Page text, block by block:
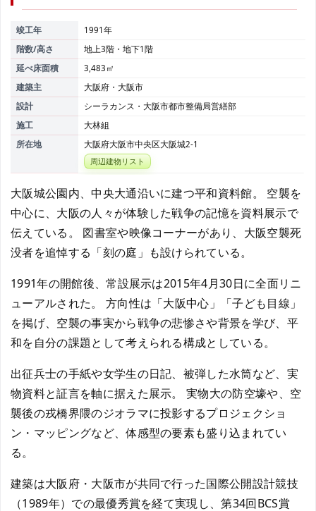
竣工年
1991年
階数/高さ
地上3階・地下1階
延べ床面積
3,483㎡
建築主
大阪府・大阪市
設計
シーラカンス・大阪市都市整備局営繕部
施工
大林組
所在地
大阪府大阪市中央区大阪城2-1
周辺建物リスト
大阪城公園内、中央大通沿いに建つ平和資料館。 空襲を
中心に、大阪の人々が体験した戦争の記憶を資料展示で
伝えている。 図書室や映像コーナーがあり、大阪空襲死
没者を追悼する「刻の庭」も設けられている。
1991年の開館後、常設展示は2015年4月30日に全面リニ
ューアルされた。 方向性は「大阪中心」「子ども目線」
を掲げ、空襲の事実から戦争の悲惨さや背景を学び、平
和を自分の課題として考えられる構成としている。
出征兵士の手紙や女学生の日記、被弾した水筒など、実
物資料と証言を軸に据えた展示。 実物大の防空壕や、空
襲後の戎橋界隈のジオラマに投影するプロジェクショ
ン・マッピングなど、体感型の要素も盛り込まれてい
る。
建築は大阪府・大阪市が共同で行った国際公開設計競技
（1989年）での最優秀賞を経て実現し、第34回BCS賞